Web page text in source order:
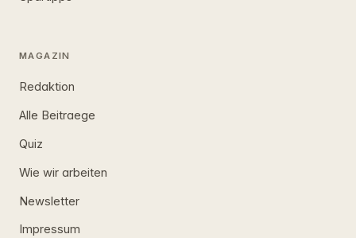
MAGAZIN
Redaktion
Alle Beitraege
Quiz
Wie wir arbeiten
Newsletter
Impressum